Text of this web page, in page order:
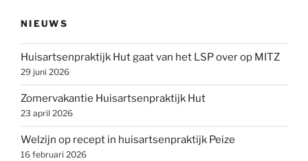
NIEUWS
Huisartsenpraktijk Hut gaat van het LSP over op MITZ
29 juni 2026
Zomervakantie Huisartsenpraktijk Hut
23 april 2026
Welzijn op recept in huisartsenpraktijk Peize
16 februari 2026